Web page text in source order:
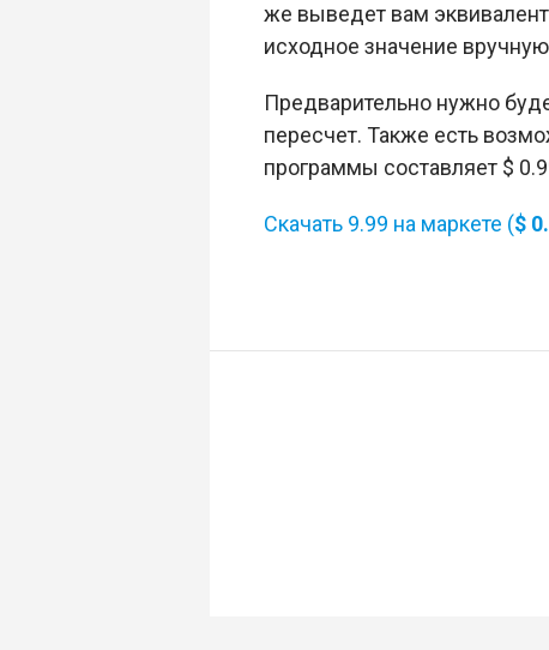
же выведет вам
исходное значение
Предварительно нужно
пересчет. Также есть
программы составляет $
Скачать 9.99 на маркете ($